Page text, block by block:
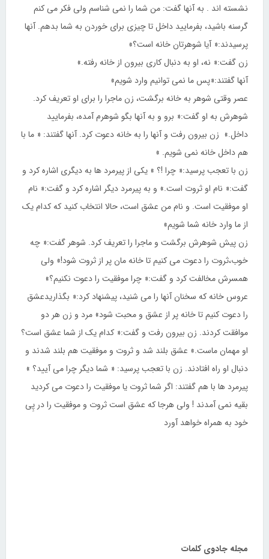
نشسته اند . به آنها گفت: من شما را نمی شناسم ولی فکر می کنم
گرسنه باشید، بفرمایید داخل تا چیزی برای خوردن به شما بدهم. آنها
پرسیدند:« آیا شوهرتان خانه است؟»
زن گفت:« نه، او به دنبال کاری بیرون از خانه رفته.»
آنها گفتند:«پس ما نمی توانیم وارد شویم»
عصر وقتی شوهر به خانه برگشت، زن ماجرا را برای او تعریف کرد.
شوهرش به او گفت:« برو و به آنها بگو شوهرم آمده، بفرمایید
داخل.» زن بیرون رفت و آنها را به خانه دعوت کرد. آنها گفتند: « ما با
هم داخل خانه نمی شویم. »
زن با تعجب پرسید:« چرا !؟ » یکی از پیرمرد ها به دیگری اشاره کرد و
گفت:« نام او ثروت است.» و به پیرمرد دیگر اشاره کرد و گفت:« نام
او موفقیت است. و نام من عشق است، حالا انتخاب کنید که کدام یک
از ما وارد خانه شما شویم»
زن پیش شوهرش برگشت و ماجرا را تعریف کرد. شوهر گفت:« چه
خوب،ثروت را دعوت می کنیم تا خانه مان پر از ثروت شود!» ولی
همسرش مخالفت کرد و گفت:« چرا موفقیت را دعوت نکنیم؟»
عروس خانه که سخنان آنها را می شنید، پیشنهاد کرد:« بگذاریدعشق
را دعوت کنیم تا خانه پر از عشق و محبت شود» مرد و زن هر دو
موافقت کردند. زن بیرون رفت و گفت:« کدام یک از شما عشق است؟
او مهمان ماست.» عشق بلند شد و ثروت و موفقیت هم بلند شدند و
دنبال او راه افتادند. زن با تعجب پرسید: « شما دیگر چرا می آیید؟ »
پیرمرد ها با هم گفتند: اگر شما ثروت یا موفقیت را دعوت می کردید
بقیه نمی آمدند ! ولی هرجا که عشق است ثروت و موفقیت را در پِی
خود به همراه خواهد آورد
مجله جادوی کلمات